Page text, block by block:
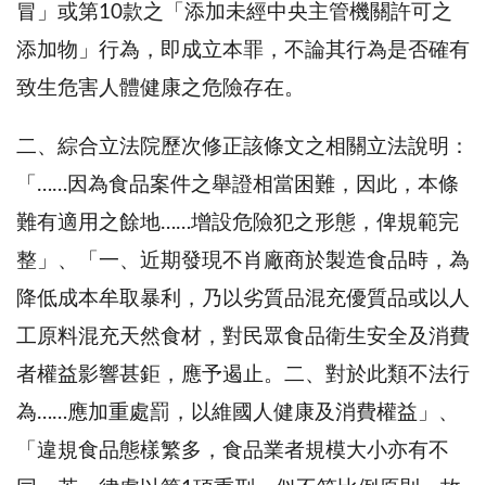
冒」或第10款之「添加未經中央主管機關許可之
添加物」行為，即成立本罪，不論其行為是否確有
致生危害人體健康之危險存在。
二、綜合立法院歷次修正該條文之相關立法說明：
「……因為食品案件之舉證相當困難，因此，本條
難有適用之餘地……增設危險犯之形態，俾規範完
整」、「一、近期發現不肖廠商於製造食品時，為
降低成本牟取暴利，乃以劣質品混充優質品或以人
工原料混充天然食材，對民眾食品衛生安全及消費
者權益影響甚鉅，應予遏止。二、對於此類不法行
為……應加重處罰，以維國人健康及消費權益」、
「違規食品態樣繁多，食品業者規模大小亦有不